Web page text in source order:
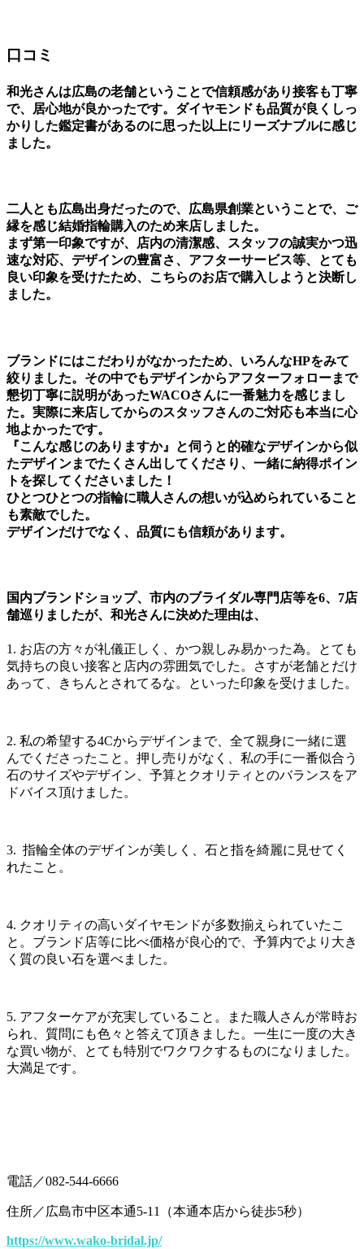
口コミ
和光さんは広島の老舗ということで信頼感があり接客も丁寧
で、居心地が良かったです。ダイヤモンドも品質が良くしっ
かりした鑑定書があるのに思った以上にリーズナブルに感じ
ました。
二人とも広島出身だったので、広島県創業ということで、ご
縁を感じ結婚指輪購入のため来店しました。
まず第一印象ですが、店内の清潔感、スタッフの誠実かつ迅
速な対応、デザインの豊富さ、アフターサービス等、とても
良い印象を受けたため、こちらのお店で購入しようと決断し
ました。
ブランドにはこだわりがなかったため、いろんなHPをみて
絞りました。その中でもデザインからアフターフォローまで
懇切丁寧に説明があったWACOさんに一番魅力を感じまし
た。実際に来店してからのスタッフさんのご対応も本当に心
地よかったです。
『こんな感じのありますか』と伺うと的確なデザインから似
たデザインまでたくさん出してくださり、一緒に納得ポイン
トを探してくださいました！
ひとつひとつの指輪に職人さんの想いが込められていること
も素敵でした。
デザインだけでなく、品質にも信頼があります。
国内ブランドショップ、市内のブライダル専門店等を6、7店
舗巡りましたが、和光さんに決めた理由は、
1. お店の方々が礼儀正しく、かつ親しみ易かった為。とても
気持ちの良い接客と店内の雰囲気でした。さすが老舗とだけ
あって、きちんとされてるな。といった印象を受けました。
2. 私の希望する4Cからデザインまで、全て親身に一緒に選
んでくださったこと。押し売りがなく、私の手に一番似合う
石のサイズやデザイン、予算とクオリティとのバランスをア
ドバイス頂けました。
3. 指輪全体のデザインが美しく、石と指を綺麗に見せてく
れたこと。
4. クオリティの高いダイヤモンドが多数揃えられていたこ
と。ブランド店等に比べ価格が良心的で、予算内でより大き
く質の良い石を選べました。
5. アフターケアが充実していること。また職人さんが常時お
られ、質問にも色々と答えて頂きました。一生に一度の大き
な買い物が、とても特別でワクワクするものになりました。
大満足です。
電話／082-544-6666
住所／広島市中区本通5-11（本通本店から徒歩5秒）
https://www.wako-bridal.jp/